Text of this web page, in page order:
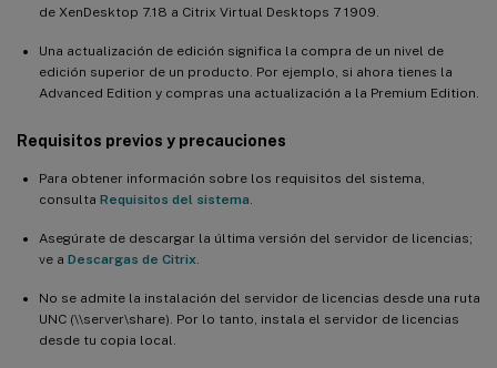
de XenDesktop 7.18 a Citrix Virtual Desktops 7 1909.
Una actualización de edición significa la compra de un nivel de
edición superior de un producto. Por ejemplo, si ahora tienes la
Advanced Edition y compras una actualización a la Premium Edition.
Requisitos previos y precauciones
Para obtener información sobre los requisitos del sistema,
consulta Requisitos del sistema
Asegúrate de descargar la última versión del servidor de licencias;
ve a Descargas de Citrix
No se admite la instalación del servidor de licencias desde una ruta
UNC (\\server\share). Por lo tanto, instala el servidor de licencias
desde tu copia local.